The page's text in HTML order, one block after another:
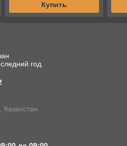
Купить
год